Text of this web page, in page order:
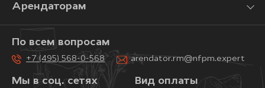
Арендаторам
Мы в соц. сетях
По всем вопросам
+7 (495) 568-0-568 arendator.rm@nfpm.expert
Вид оплаты